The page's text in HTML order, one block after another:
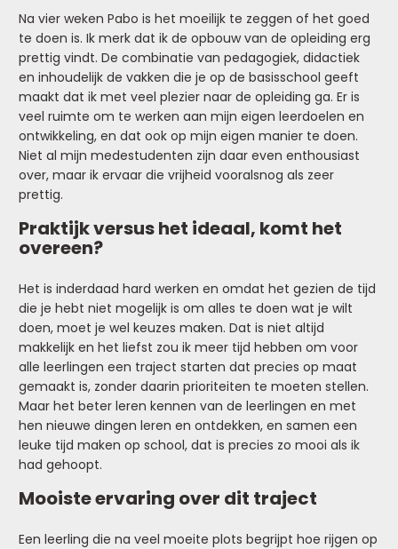
Na vier weken Pabo is het moeilijk te zeggen of het goed
te doen is. Ik merk dat ik de opbouw van de opleiding erg
prettig vindt. De combinatie van pedagogiek, didactiek
en inhoudelijk de vakken die je op de basisschool geeft
maakt dat ik met veel plezier naar de opleiding ga. Er is
veel ruimte om te werken aan mijn eigen leerdoelen en
ontwikkeling, en dat ook op mijn eigen manier te doen.
Niet al mijn medestudenten zijn daar even enthousiast
over, maar ik ervaar die vrijheid vooralsnog als zeer
prettig.
Praktijk versus het ideaal, komt het
overeen?
Het is inderdaad hard werken en omdat het gezien de tijd
die je hebt niet mogelijk is om alles te doen wat je wilt
doen, moet je wel keuzes maken. Dat is niet altijd
makkelijk en het liefst zou ik meer tijd hebben om voor
alle leerlingen een traject starten dat precies op maat
gemaakt is, zonder daarin prioriteiten te moeten stellen.
Maar het beter leren kennen van de leerlingen en met
hen nieuwe dingen leren en ontdekken, en samen een
leuke tijd maken op school, dat is precies zo mooi als ik
had gehoopt.
Mooiste ervaring over dit traject
Een leerling die na veel moeite plots begrijpt hoe rijgen op